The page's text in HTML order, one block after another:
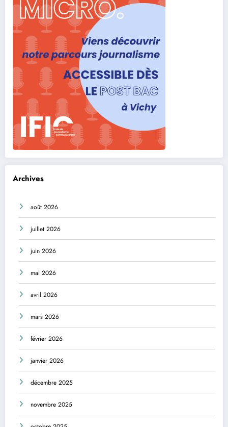
Archives
août 2026
juillet 2026
juin 2026
mai 2026
avril 2026
mars 2026
février 2026
janvier 2026
décembre 2025
novembre 2025